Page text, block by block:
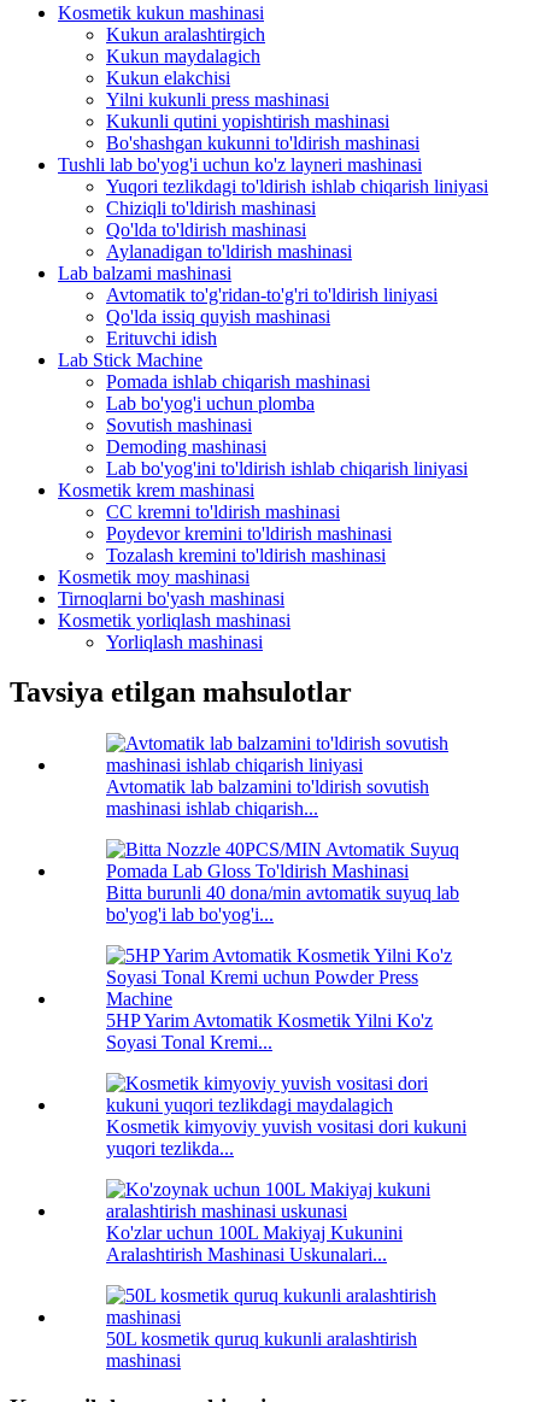
Kosmetik kukun mashinasi
Kukun aralashtirgich
Kukun maydalagich
Kukun elakchisi
Yilni kukunli press mashinasi
Kukunli qutini yopishtirish mashinasi
Bo'shashgan kukunni to'ldirish mashinasi
Tushli lab bo'yog'i uchun ko'z layneri mashinasi
Yuqori tezlikdagi to'ldirish ishlab chiqarish liniyasi
Chiziqli to'ldirish mashinasi
Qo'lda to'ldirish mashinasi
Aylanadigan to'ldirish mashinasi
Lab balzami mashinasi
Avtomatik to'g'ridan-to'g'ri to'ldirish liniyasi
Qo'lda issiq quyish mashinasi
Erituvchi idish
Lab Stick Machine
Pomada ishlab chiqarish mashinasi
Lab bo'yog'i uchun plomba
Sovutish mashinasi
Demoding mashinasi
Lab bo'yog'ini to'ldirish ishlab chiqarish liniyasi
Kosmetik krem ​​mashinasi
CC kremni to'ldirish mashinasi
Poydevor kremini to'ldirish mashinasi
Tozalash kremini to'ldirish mashinasi
Kosmetik moy mashinasi
Tirnoqlarni bo'yash mashinasi
Kosmetik yorliqlash mashinasi
Yorliqlash mashinasi
Tavsiya etilgan mahsulotlar
Avtomatik lab balzamini to'ldirish sovutish
mashinasi ishlab chiqarish...
Bitta burunli 40 dona/min avtomatik suyuq lab
bo'yog'i lab bo'yog'i...
5HP Yarim Avtomatik Kosmetik Yilni Ko'z
Soyasi Tonal Kremi...
Kosmetik kimyoviy yuvish vositasi dori kukuni
yuqori tezlikda...
Ko'zlar uchun 100L Makiyaj Kukunini
Aralashtirish Mashinasi Uskunalari...
50L kosmetik quruq kukunli aralashtirish
mashinasi